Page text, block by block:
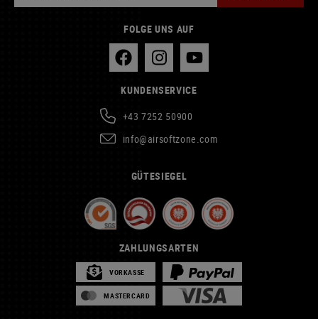
FOLGE UNS AUF
KUNDENSERVICE
+43 7252 50900
info@airsoftzone.com
GÜTESIEGEL
ZAHLUNGSARTEN
VORKASSE
MASTERCARD